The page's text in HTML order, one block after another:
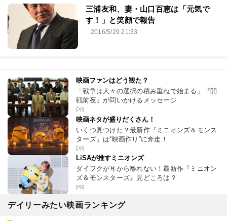
三浦友和、妻・山口百恵は「元気で
す！」と笑顔で報告
2016/5/29 21:33
映画ファンはどう観た？
「戦争は人々の選択の積み重ねで始まる」『開
戦前夜』が問いかけるメッセージ
PR
映画ネタが盛りだくさん！
いくつ見つけた？最新作『ミニオンズ＆モンス
ターズ』は“映画作り”に奔走！
PR
LiSAが推すミニオンズ
ダイフクが耳から離れない！最新作『ミニオン
ズ＆モンスターズ』見どころは？
PR
デイリーみたい映画ランキング